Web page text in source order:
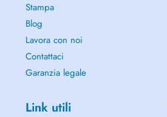
Stampa
Blog
Lavora con noi
Contattaci
Garanzia legale
Link utili